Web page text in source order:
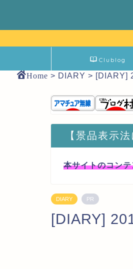
Clublog
Home > DIARY > [DIARY]
【景品表示
本サイトのコン
DIARY PR
[DIARY]